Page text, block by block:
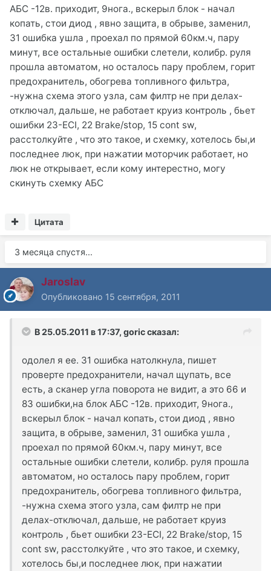
АБС -12в. приходит, 9нога., вскерыл блок - начал
копать, стои диод , явно защита, в обрыве, заменил,
31 ошибка ушла , проехал по прямой 60км.ч, пару
минут, все остальные ошибки слетели, колибр. руля
прошла автоматом, но осталось пару проблем, горит
предохранитель, обогрева топливного фильтра,
-нужна схема этого узла, сам филтр не при делах-
отключал, дальше, не работает круиз контроль , бьет
ошибки 23-ECI, 22 Brake/stop, 15 cont sw,
расстолкуйте , что это такое, и схемку, хотелось бы,и
последнее люк, при нажатии моторчик работает, но
люк не открывает, если кому интерестно, могу
скинуть схемку АБС
Цитата
3 месяца спустя...
Jaroslav
Опубликовано 15 сентября, 2011
В 25.05.2011 в 17:37, goric сказал:
одолел я ее. 31 ошибка натолкнула, пишет
проверте предохранители, начал щупать, все
есть, а сканер угла поворота не видит, а это 66 и
83 ошибки,на блок АБС -12в. приходит, 9нога.,
вскерыл блок - начал копать, стои диод , явно
защита, в обрыве, заменил, 31 ошибка ушла ,
проехал по прямой 60км.ч, пару минут, все
остальные ошибки слетели, колибр. руля прошла
автоматом, но осталось пару проблем, горит
предохранитель, обогрева топливного фильтра,
-нужна схема этого узла, сам филтр не при
делах-отключал, дальше, не работает круиз
контроль , бьет ошибки 23-ECI, 22 Brake/stop, 15
cont sw, расстолкуйте , что это такое, и схемку,
хотелось бы,и последнее люк, при нажатии